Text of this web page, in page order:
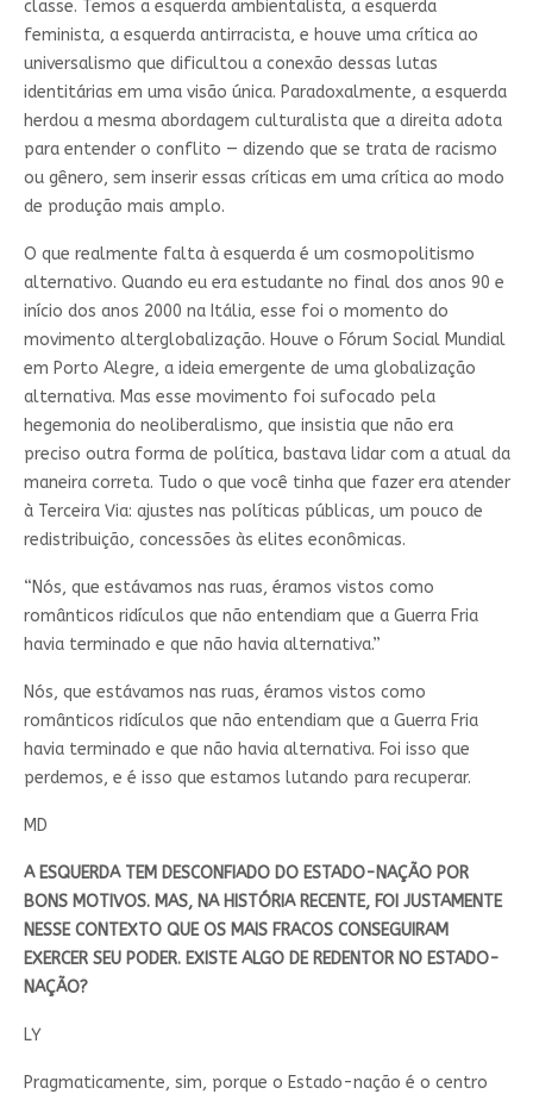
classe. Temos a esquerda ambientalista, a esquerda
feminista, a esquerda antirracista, e houve uma crítica ao
universalismo que dificultou a conexão dessas lutas
identitárias em uma visão única. Paradoxalmente, a esquerda
herdou a mesma abordagem culturalista que a direita adota
para entender o conflito — dizendo que se trata de racismo
ou gênero, sem inserir essas críticas em uma crítica ao modo
de produção mais amplo.
O que realmente falta à esquerda é um cosmopolitismo
alternativo. Quando eu era estudante no final dos anos 90 e
início dos anos 2000 na Itália, esse foi o momento do
movimento alterglobalização. Houve o Fórum Social Mundial
em Porto Alegre, a ideia emergente de uma globalização
alternativa. Mas esse movimento foi sufocado pela
hegemonia do neoliberalismo, que insistia que não era
preciso outra forma de política, bastava lidar com a atual da
maneira correta. Tudo o que você tinha que fazer era atender
à Terceira Via: ajustes nas políticas públicas, um pouco de
redistribuição, concessões às elites econômicas.
“Nós, que estávamos nas ruas, éramos vistos como
românticos ridículos que não entendiam que a Guerra Fria
havia terminado e que não havia alternativa.”
Nós, que estávamos nas ruas, éramos vistos como
românticos ridículos que não entendiam que a Guerra Fria
havia terminado e que não havia alternativa. Foi isso que
perdemos, e é isso que estamos lutando para recuperar.
MD
A ESQUERDA TEM DESCONFIADO DO ESTADO-NAÇÃO POR
BONS MOTIVOS. MAS, NA HISTÓRIA RECENTE, FOI JUSTAMENTE
NESSE CONTEXTO QUE OS MAIS FRACOS CONSEGUIRAM
EXERCER SEU PODER. EXISTE ALGO DE REDENTOR NO ESTADO-
NAÇÃO?
LY
Pragmaticamente, sim, porque o Estado-nação é o centro